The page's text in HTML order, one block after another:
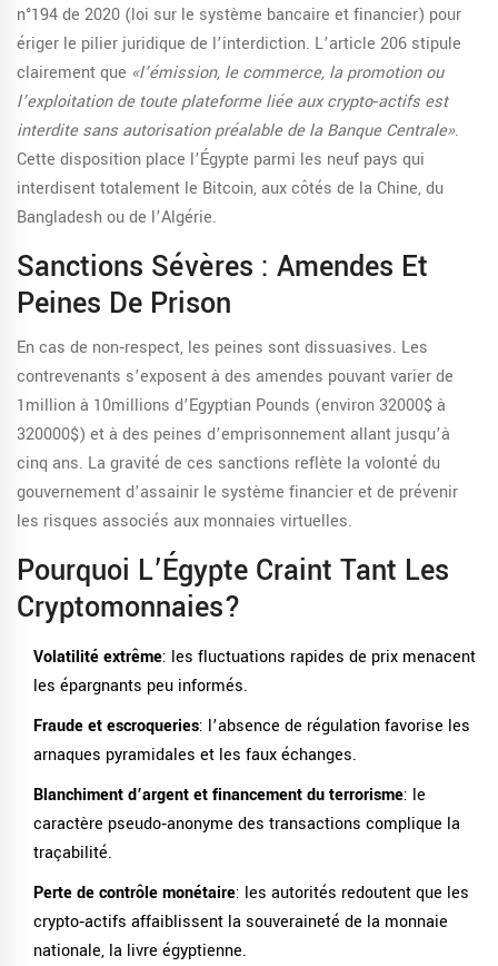
n°194 de 2020 (loi sur le système bancaire et financier) pour
ériger le pilier juridique de l’interdiction. L’article 206 stipule
clairement que «l’émission, le commerce, la promotion ou
l’exploitation de toute plateforme liée aux crypto‑actifs est
interdite sans autorisation préalable de la Banque Centrale».
Cette disposition place l’Égypte parmi les neuf pays qui
interdisent totalement le Bitcoin, aux côtés de la Chine, du
Bangladesh ou de l’Algérie.
Sanctions Sévères : Amendes Et
Peines De Prison
En cas de non‑respect, les peines sont dissuasives. Les
contrevenants s’exposent à des amendes pouvant varier de
1millionà 10millions d’Egyptian Pounds (environ 32000$ à
320000$) et à des peines d’emprisonnement allant jusqu’à
cinq ans. La gravité de ces sanctions reflète la volonté du
gouvernement d’assainir le système financier et de prévenir
les risques associés aux monnaies virtuelles.
Pourquoi L’Égypte Craint Tant Les
Cryptomonnaies?
Volatilité extrême: les fluctuations rapides de prix menacent
les épargnants peu informés.
Fraude et escroqueries: l’absence de régulation favorise les
arnaques pyramidales et les faux échanges.
Blanchiment d’argent et financement du terrorisme: le
caractère pseudo‑anonyme des transactions complique la
traçabilité.
Perte de contrôle monétaire: les autorités redoutent que les
crypto‑actifs affaiblissent la souveraineté de la monnaie
nationale, la livre égyptienne.